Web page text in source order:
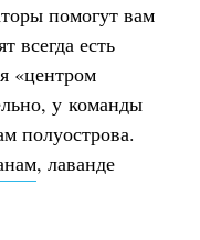
помогут вам
всегда есть
«центром
у команды
полуострова.
, лаванде